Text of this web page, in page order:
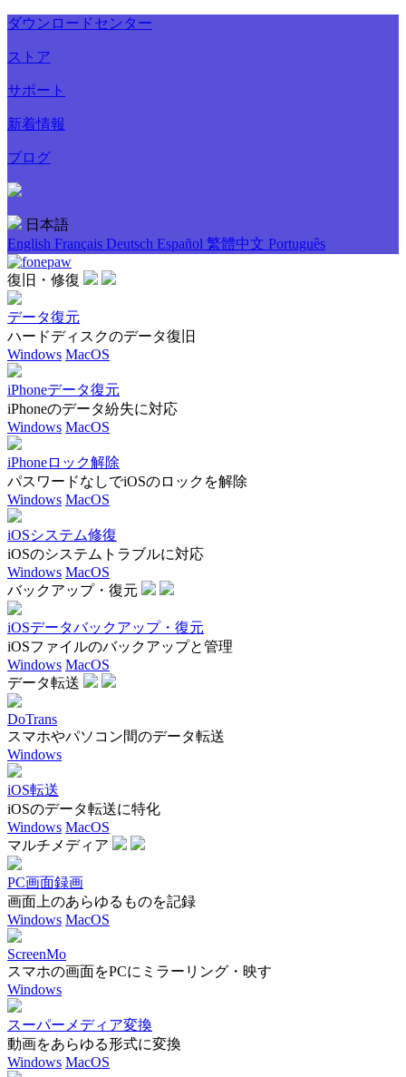
ダウンロードセンター
ストア
サポート
新着情報
ブログ
日本語
English Français Deutsch Español 繁體中文 Português
復旧・修復
データ復元
ハードディスクのデータ復旧
Windows MacOS
iPhoneデータ復元
iPhoneのデータ紛失に対応
Windows MacOS
iPhoneロック解除
パスワードなしでiOSのロックを解除
Windows MacOS
iOSシステム修復
iOSのシステムトラブルに対応
Windows MacOS
バックアップ・復元
iOSデータバックアップ・復元
iOSファイルのバックアップと管理
Windows MacOS
データ転送
DoTrans
スマホやパソコン間のデータ転送
Windows
iOS転送
iOSのデータ転送に特化
Windows MacOS
マルチメディア
PC画面録画
画面上のあらゆるものを記録
Windows MacOS
ScreenMo
スマホの画面をPCにミラーリング・映す
Windows
スーパーメディア変換
動画をあらゆる形式に変換
Windows MacOS